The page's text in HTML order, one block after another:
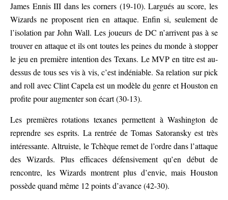
James Ennis III dans les corners (19-10). Largués au score, les
Wizards ne proposent rien en attaque. Enfin si, seulement de
l’isolation par John Wall. Les joueurs de DC n’arrivent pas à se
trouver en attaque et ils ont toutes les peines du monde à stopper
le jeu en première intention des Texans. Le MVP en titre est au-
dessus de tous ses vis à vis, c’est indéniable. Sa relation sur pick
and roll avec Clint Capela est un modèle du genre et Houston en
profite pour augmenter son écart (30-13).
Les premières rotations texanes permettent à Washington de
reprendre ses esprits. La rentrée de Tomas Satoransky est très
intéressante. Altruiste, le Tchèque remet de l’ordre dans l’attaque
des Wizards. Plus efficaces défensivement qu’en début de
rencontre, les Wizards montrent plus d’envie, mais Houston
possède quand même 12 points d’avance (42-30).